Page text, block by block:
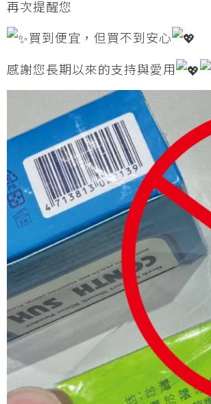
再次提醒您
買到便宜，但買不到安心
感謝您長期以來的支持與愛用